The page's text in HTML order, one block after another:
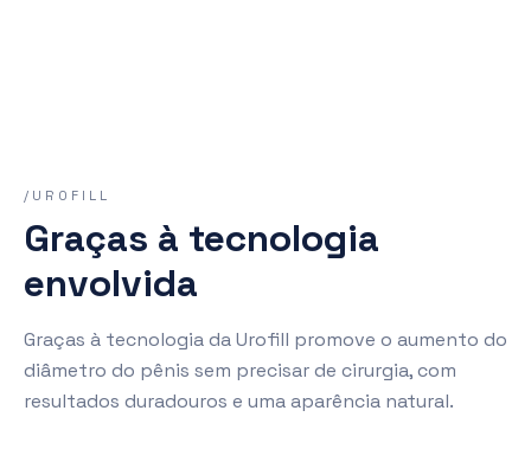
/UROFILL
Graças à tecnologia
envolvida
Graças à tecnologia da Urofill promove o aumento do
diâmetro do pênis sem precisar de cirurgia, com
resultados duradouros e uma aparência natural.